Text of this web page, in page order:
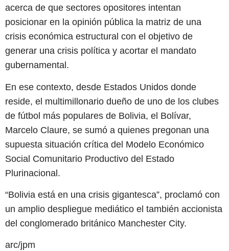
acerca de que sectores opositores intentan
posicionar en la opinión pública la matriz de una
crisis económica estructural con el objetivo de
generar una crisis política y acortar el mandato
gubernamental.
En ese contexto, desde Estados Unidos donde
reside, el multimillonario dueño de uno de los clubes
de fútbol más populares de Bolivia, el Bolívar,
Marcelo Claure, se sumó a quienes pregonan una
supuesta situación crítica del Modelo Económico
Social Comunitario Productivo del Estado
Plurinacional.
“Bolivia está en una crisis gigantesca”, proclamó con
un amplio despliegue mediático el también accionista
del conglomerado británico Manchester City.
arc/jpm